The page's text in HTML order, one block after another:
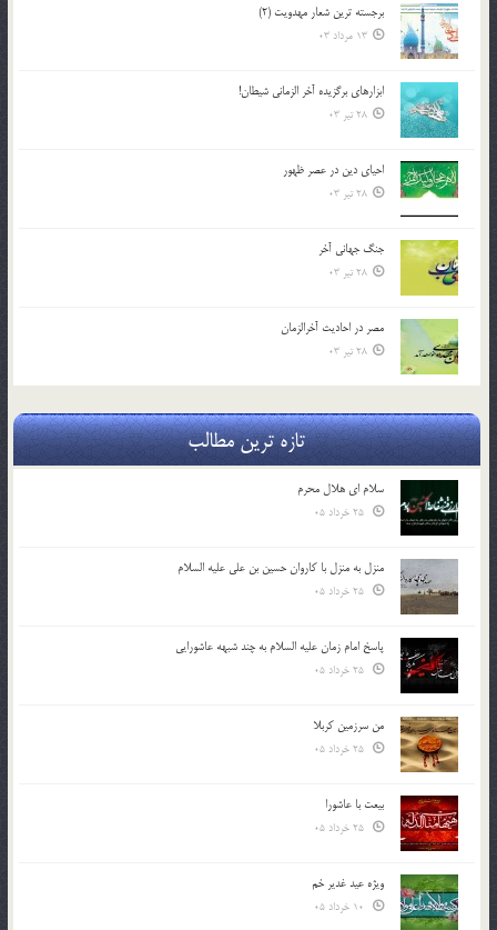
برجسته ترين شعار مهدويت (2)
13 مرداد 03
ابزارهاي برگزيده آخر الزماني شيطان!
28 تیر 03
احياي دين در عصر ظهور
28 تیر 03
جنگ جهاني آخر
28 تیر 03
مصر در احادیث آخرالزمان
28 تیر 03
تازه ترین مطالب
سلام ای هلال محرم
منزل به منزل با کاروان حسین بن علی علیه السلام
پاسخ امام زمان علیه السلام به چند شبهه عاشورایی
من سرزمین کربلا
بیعت با عاشورا
ویژه عید غدیر خم